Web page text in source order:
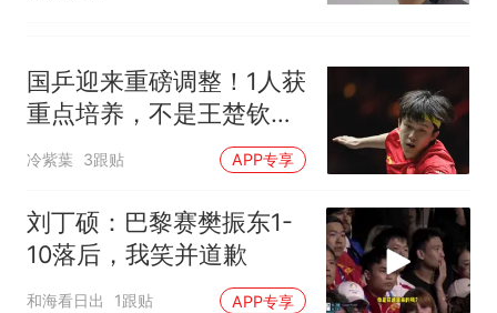
国乒迎来重磅调整！1人获
重点培养，不是王楚钦，
也不是樊振东
冷紫葉 3跟贴 APP专享
刘丁硕：巴黎赛樊振东1-
10落后，我笑并道歉
和海看日出 1跟贴 APP专享